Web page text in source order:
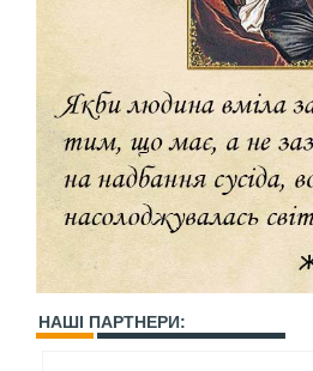
НАШІ ПАРТНЕРИ: